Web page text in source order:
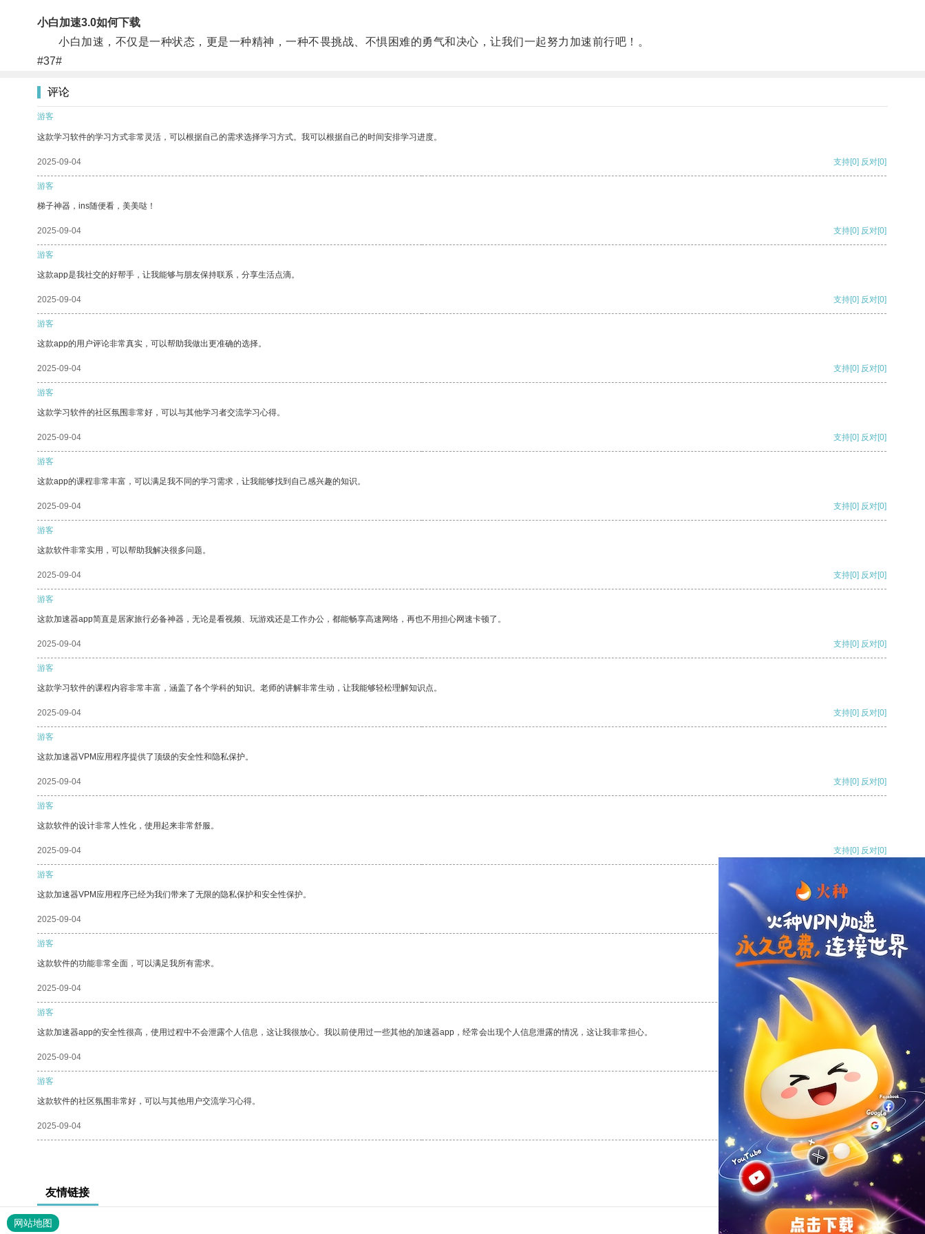
小白加速3.0如何下载
小白加速，不仅是一种状态，更是一种精神，一种不畏挑战、不惧困难的勇气和决心，让我们一起努力加速前行吧！。
#37#
评论
游客
这款学习软件的学习方式非常灵活，可以根据自己的需求选择学习方式。我可以根据自己的时间安排学习进度。
2025-09-04 支持[0] 反对[0]
游客
梯子神器，ins随便看，美美哒！
2025-09-04 支持[0] 反对[0]
游客
这款app是我社交的好帮手，让我能够与朋友保持联系，分享生活点滴。
2025-09-04 支持[0] 反对[0]
游客
这款app的用户评论非常真实，可以帮助我做出更准确的选择。
2025-09-04 支持[0] 反对[0]
游客
这款学习软件的社区氛围非常好，可以与其他学习者交流学习心得。
2025-09-04 支持[0] 反对[0]
游客
这款app的课程非常丰富，可以满足我不同的学习需求，让我能够找到自己感兴趣的知识。
2025-09-04 支持[0] 反对[0]
游客
这款软件非常实用，可以帮助我解决很多问题。
2025-09-04 支持[0] 反对[0]
游客
这款加速器app简直是居家旅行必备神器，无论是看视频、玩游戏还是工作办公，都能畅享高速网络，再也不用担心网速卡顿了。
2025-09-04 支持[0] 反对[0]
游客
这款学习软件的课程内容非常丰富，涵盖了各个学科的知识。老师的讲解非常生动，让我能够轻松理解知识点。
2025-09-04 支持[0] 反对[0]
游客
这款加速器VPM应用程序提供了顶级的安全性和隐私保护。
2025-09-04 支持[0] 反对[0]
游客
这款软件的设计非常人性化，使用起来非常舒服。
2025-09-04 支持[0] 反对[0]
游客
这款加速器VPM应用程序已经为我们带来了无限的隐私保护和安全性保护。
2025-09-04 支持[0] 反对
游客
这款软件的功能非常全面，可以满足我所有需求。
2025-09-04 支持
游客
这款加速器app的安全性很高，使用过程中不会泄露个人信息，这让我很放心。我以前使用过一些其他的加速器app，经常会出现个人信息泄露的情况，这让我非常担心。
2025-09-04 反对 [0]
游客
这款软件的社区氛围非常好，可以与其他用户交流学习心得。
2025-09-04 支持[0] 反对[0]
友情链接
网站地图